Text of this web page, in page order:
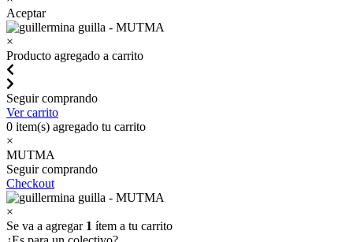
Aceptar
×
Producto agregado a carrito
Seguir comprando
Ver carrito
0 item(s) agregado tu carrito
×
MUTMA
Seguir comprando
Checkout
×
Se va a agregar 1 ítem a tu carrito